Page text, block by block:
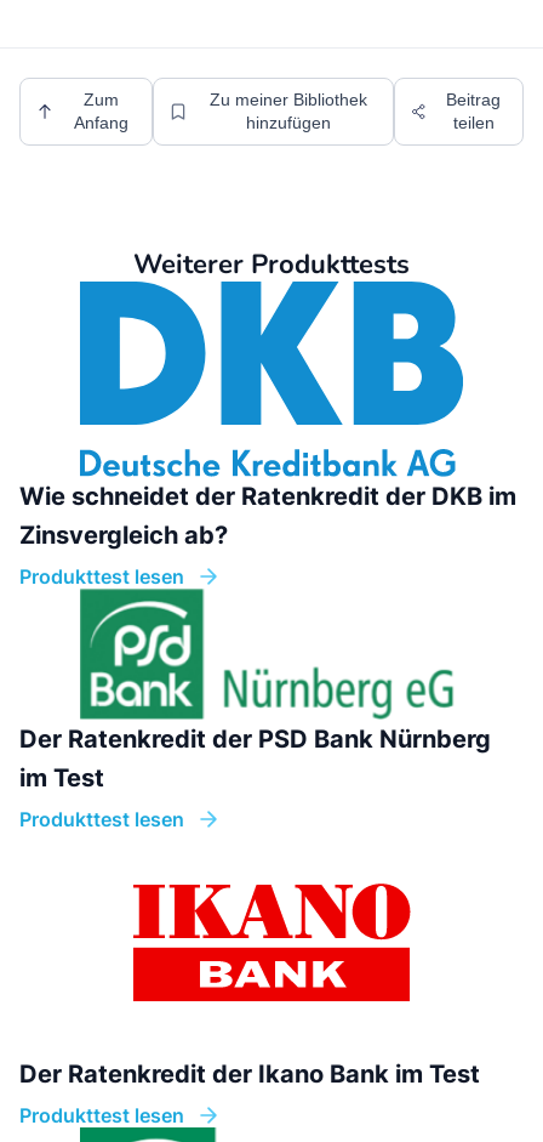
Zum
Anfang
Zu meiner Bibliothek
hinzufügen
Beitrag
teilen
Weiterer Produkttests
Wie schneidet der Ratenkredit der DKB im
Zinsvergleich ab?
Produkttest lesen
Der Ratenkredit der PSD Bank Nürnberg
im Test
Produkttest lesen
Der Ratenkredit der Ikano Bank im Test
Produkttest lesen